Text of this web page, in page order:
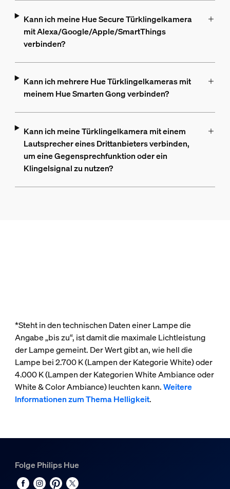
Kann ich meine Hue Secure Türklingelkamera
mit Alexa/Google/Apple/SmartThings
verbinden?
Kann ich mehrere Hue Türklingelkameras mit
meinem Hue Smarten Gong verbinden?
Kann ich meine Türklingelkamera mit einem
Lautsprecher eines Drittanbieters verbinden,
um eine Gegensprechfunktion oder ein
Klingelsignal zu nutzen?
*Steht in den technischen Daten einer Lampe die
Angabe „bis zu“, ist damit die maximale Lichtleistung
der Lampe gemeint. Der Wert gibt an, wie hell die
Lampe bei 2.700 K (Lampen der Kategorie White) oder
4.000 K (Lampen der Kategorien White Ambiance oder
White & Color Ambiance) leuchten kann.Weitere
Informationen zum Thema Helligkeit.
Folge Philips Hue